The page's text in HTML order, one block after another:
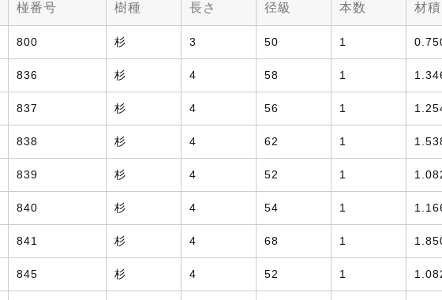
椪番号 樹種 長さ 径級 本数 材積
800 杉 3 50 1
836 杉 4 58 1
837 杉 4 56 1
838 杉 4 62 1
839 杉 4 52 1
840 杉 4 54 1
841 杉 4 68 1
845 杉 4 52 1